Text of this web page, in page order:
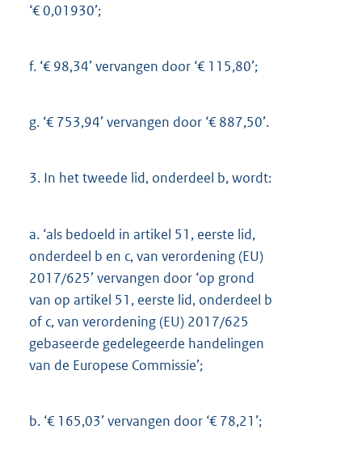
‘€ 0,01930’;
f. ‘€ 98,34’ vervangen door ‘€ 115,80’;
g. ‘€ 753,94’ vervangen door ‘€ 887,50’.
3. In het tweede lid, onderdeel b, wordt:
a. ‘als bedoeld in artikel 51, eerste lid,
onderdeel b en c, van verordening (EU)
2017/625’ vervangen door ‘op grond
van op artikel 51, eerste lid, onderdeel b
of c, van verordening (EU) 2017/625
gebaseerde gedelegeerde handelingen
van de Europese Commissie’;
b. ‘€ 165,03’ vervangen door ‘€ 78,21’;